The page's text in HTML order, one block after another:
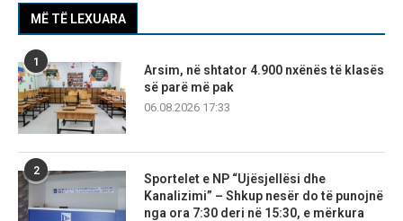
MË TË LEXUARA
1
Arsim, në shtator 4.900 nxënës të klasës
së parë më pak
06.08.2026 17:33
2
Sportelet e NP “Ujësjellësi dhe
Kanalizimi” – Shkup nesër do të punojnë
nga ora 7:30 deri në 15:30, e mërkura